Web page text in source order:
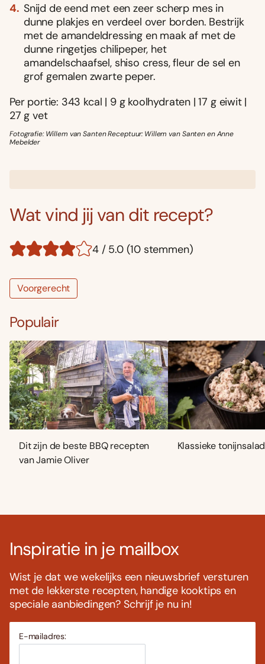
Snijd de eend met een zeer scherp mes in
dunne plakjes en verdeel over borden. Bestrijk
met de amandeldressing en maak af met de
dunne ringetjes chilipeper, het
amandelschaafsel, shiso cress, fleur de sel en
grof gemalen zwarte peper.
Per portie: 343 kcal | 9 g koolhydraten | 17 g eiwit |
27 g vet
Fotografie: Willem van Santen Receptuur: Willem van Santen en Anne
Mebelder
Wat vind jij van dit recept?
4 / 5.0 (10 stemmen)
Voorgerecht
Populair
Dit zijn de beste BBQ recepten
van Jamie Oliver
Klassieke
Inspiratie in je mailbox
Wist je dat we wekelijks een nieuwsbrief versturen
met de lekkerste recepten, handige kooktips en
speciale aanbiedingen? Schrijf je nu in!
E-mailadres: